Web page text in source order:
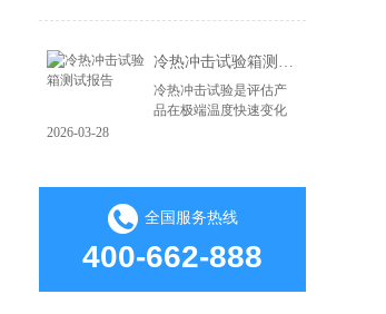
测试结果的准确性直接
成败。一个常被忽视...冷热冲击试验箱测试报告
冷热冲击试验是评估产
品在极端温度快速变化
要凭证。一份具备权威
性、可追溯性的专...
2026-03-28
全国服务热线
400-662-888